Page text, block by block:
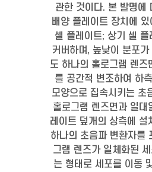
관한 것이다. 본 발명에
배양 플레이트 장치에
셀 플레이트; 상기 셀
커버하며, 높낮이 분포
도 하나의 홀로그램 렌
를 공간적 변조하여 하
모양으로 집속시키는 초
홀로그램 렌즈면과 일
레이트 덮개의 상측에 설
하나의 초음파 변환자를
그램 렌즈가 일체화된
는 형태로 세포를 이동